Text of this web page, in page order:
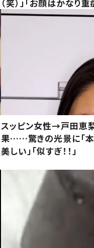
（笑）」「お顔はかなり
スッピン女性→戸田恵
果……驚きの光景に「本
美しい」「似すぎ！！」